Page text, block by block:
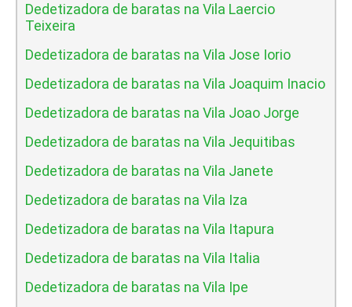
Dedetizadora de baratas na Vila Laercio
Teixeira
Dedetizadora de baratas na Vila Jose Iorio
Dedetizadora de baratas na Vila Joaquim Inacio
Dedetizadora de baratas na Vila Joao Jorge
Dedetizadora de baratas na Vila Jequitibas
Dedetizadora de baratas na Vila Janete
Dedetizadora de baratas na Vila Iza
Dedetizadora de baratas na Vila Itapura
Dedetizadora de baratas na Vila Italia
Dedetizadora de baratas na Vila Ipe